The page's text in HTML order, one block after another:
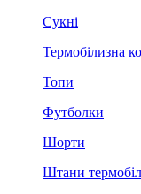
Сукні
Термобілизна
Топи
Футболки
Шорти
Штани